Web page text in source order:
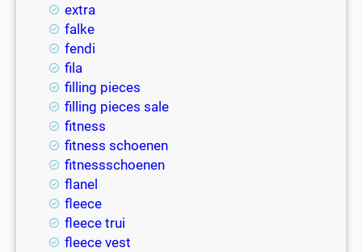
extra
falke
fendi
fila
filling pieces
filling pieces sale
fitness
fitness schoenen
fitnessschoenen
flanel
fleece
fleece trui
fleece vest